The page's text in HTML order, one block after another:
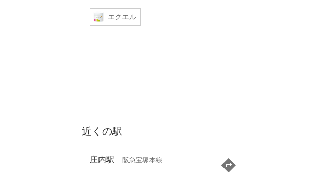
エクエル
近くの駅
庄内駅 阪急宝塚本線